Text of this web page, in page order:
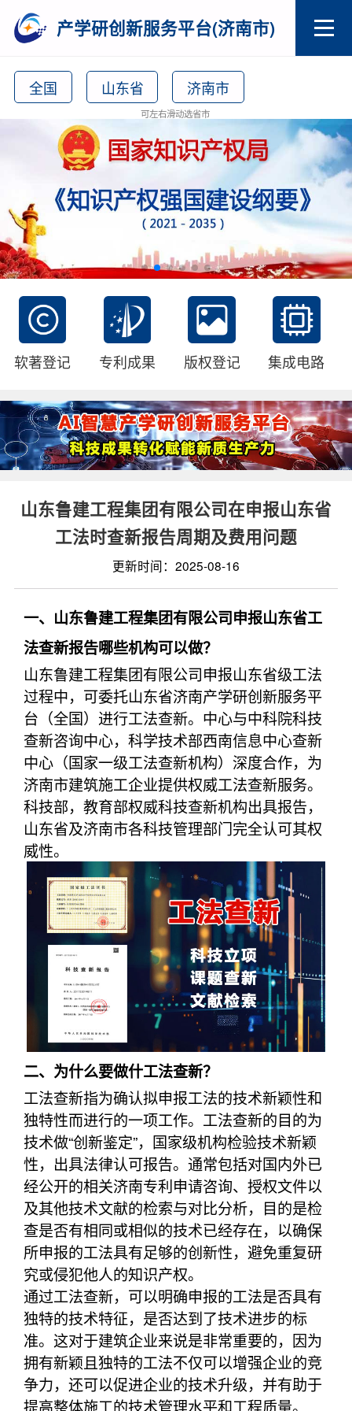
产学研创新服务平台(济南市)
全国 山东省 济南市
可左右滑动选省市
软著登记 专利成果 版权登记 集成电路
山东鲁建工程集团有限公司在申报山东省
工法时查新报告周期及费用问题
更新时间：2025-08-16
一、山东鲁建工程集团有限公司申报山东省工
法查新报告哪些机构可以做？
山东鲁建工程集团有限公司申报山东省级工法
过程中，可委托山东省济南产学研创新服务平
台（全国）进行工法查新。中心与中科院科技
查新咨询中心，科学技术部西南信息中心查新
中心（国家一级工法查新机构）深度合作，为
济南市建筑施工企业提供权威工法查新服务。
科技部，教育部权威科技查新机构出具报告，
山东省及济南市各科技管理部门完全认可其权
威性。
二、为什么要做什工法查新？
工法查新指为确认拟申报工法的技术新颖性和
独特性而进行的一项工作。工法查新的目的为
技术做“创新鉴定”，国家级机构检验技术新颖
性，出具法律认可报告。通常包括对国内外已
经公开的相关济南专利申请咨询、授权文件以
及其他技术文献的检索与对比分析，目的是检
查是否有相同或相似的技术已经存在，以确保
所申报的工法具有足够的创新性，避免重复研
究或侵犯他人的知识产权。
通过工法查新，可以明确申报的工法是否具有
独特的技术特征，是否达到了技术进步的标
准。这对于建筑企业来说是非常重要的，因为
拥有新颖且独特的工法不仅可以增强企业的竞
争力，还可以促进企业的技术升级，并有助于
提高整体施工的技术管理水平和工程质量。